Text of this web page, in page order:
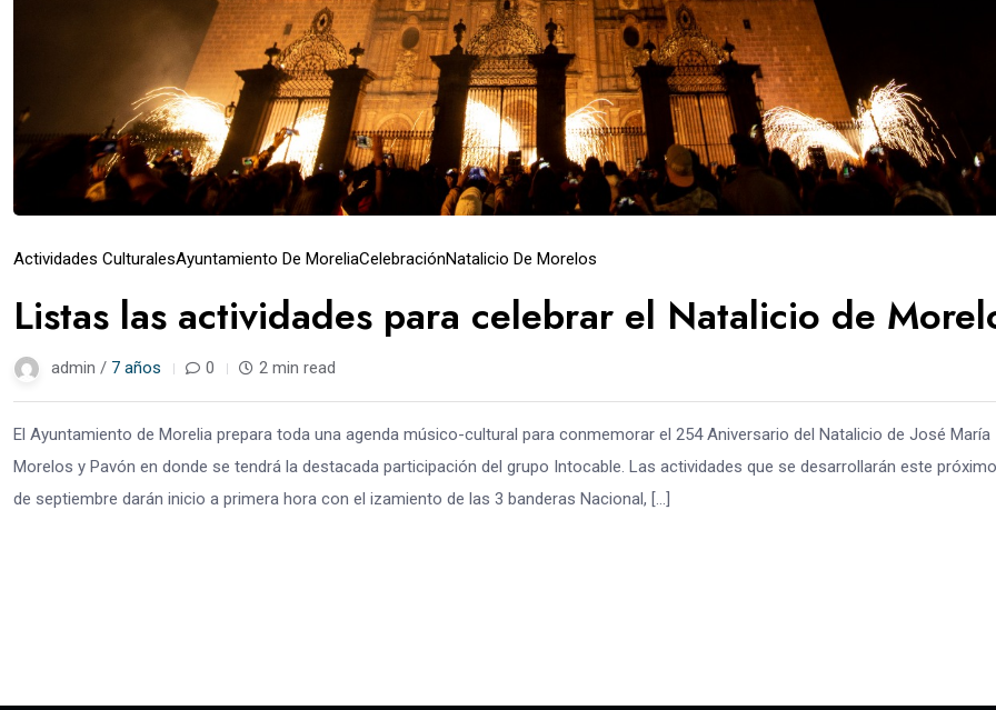
Actividades CulturalesAyuntamiento De MoreliaCelebraciónNatalicio De Morelos
Listas las actividades para celebrar el Natalicio de
admin / 7 años 0 2 min read
El Ayuntamiento de Morelia prepara toda una agenda músico-cultural para conmemorar el 254 Aniversario del Natalicio de José María
Morelos y Pavón en donde se tendrá la destacada participación del grupo Intocable. Las actividades que se desarrollarán este
de septiembre darán inicio a primera hora con el izamiento de las 3 banderas Nacional, […]